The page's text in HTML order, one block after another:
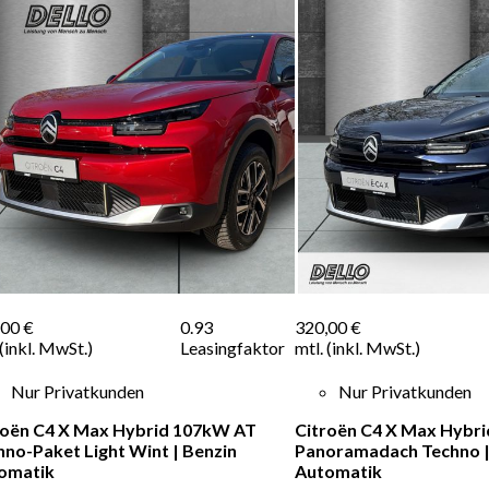
€
MwSt.)
0.93
Leasingfaktor
Nur Privatkunden
C4 X Max Hybrid 107kW AT
Paket Light Wint | Benzin
320,00 €
mtl. (inkl. MwSt.)
Nur Privatkunden
Citroën C4 X Max
Panoramadach Techno
Automatik